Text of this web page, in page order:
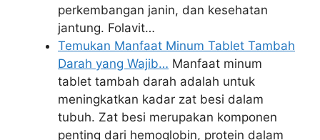
perkembangan janin, dan kesehatan
jantung. Folavit…
Temukan Manfaat Minum Tablet Tambah
Darah yang Wajib… Manfaat minum
tablet tambah darah adalah untuk
meningkatkan kadar zat besi dalam
tubuh. Zat besi merupakan komponen
penting dari hemoglobin, protein dalam